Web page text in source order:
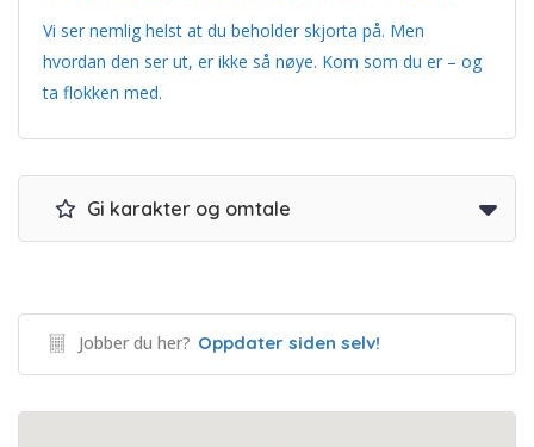
Vi ser nemlig helst at du beholder skjorta på. Men
hvordan den ser ut, er ikke så nøye. Kom som du er – og
ta flokken med.
Gi karakter og omtale
Jobber du her? Oppdater siden selv!